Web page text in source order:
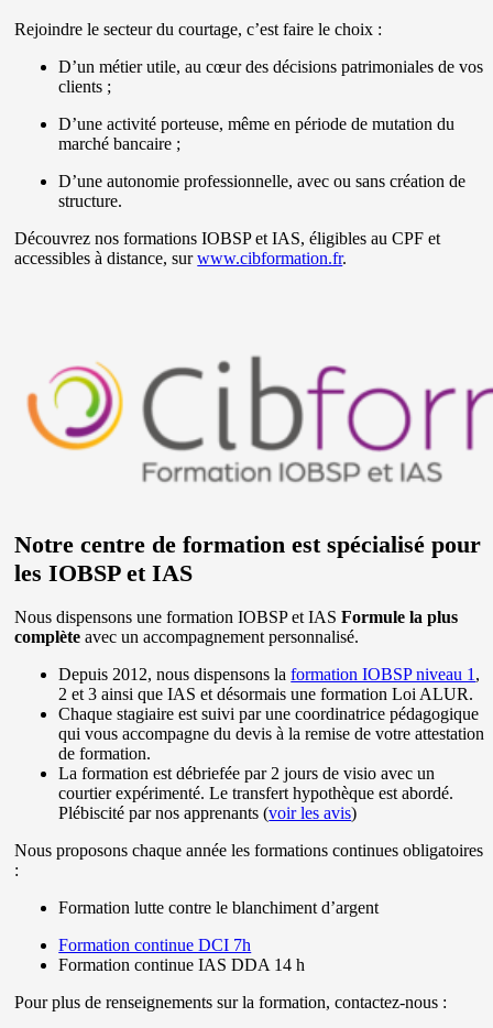
Rejoindre le secteur du courtage, c’est faire le choix :
D’un métier utile, au cœur des décisions patrimoniales de vos
clients ;
D’une activité porteuse, même en période de mutation du
marché bancaire ;
D’une autonomie professionnelle, avec ou sans création de
structure.
Découvrez nos formations IOBSP et IAS, éligibles au CPF et
accessibles à distance, surwww.cibformation.fr.
Notre centre de formation est spécialisé pour
les IOBSP et IAS
Nous dispensons une formation IOBSP et IASFormule la plus
complète avec un accompagnement personnalisé.
Depuis 2012, nous dispensons laformation IOBSP niveau 1 ,
2 et 3 ainsi que IAS et désormais une formation Loi ALUR.
Chaque stagiaire est suivi par une coordinatrice pédagogique
qui vous accompagne du devis à la remise de votre attestation
de formation.
La formation est débriefée par 2 jours de visio avec un
courtier expérimenté. Le transfert hypothèque est abordé.
Plébiscité par nos apprenants (voir les avis)
Nous proposons chaque année les formations continues obligatoires
:
Formation lutte contre le blanchiment d’argent
Formation continue DCI 7h
Formation continue IAS DDA 14 h
Pour plus de renseignements sur la formation, contactez-nous :